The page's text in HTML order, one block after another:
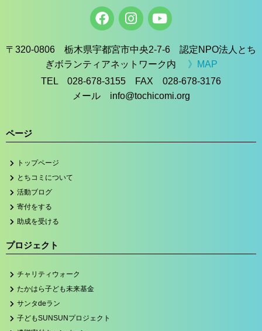
〒320-0806 栃木県宇都宮市中央2-7-6 認定NPO法人とち
ぎボランティアネットワーク内 》MAP
TEL 028-678-3155 FAX 028-678-3176
メール info@tochicomi.org
ページ
トップページ
とちコミについて
活動ブログ
寄付をする
助成を受ける
プロジェクト
チャリティウォーク
たかはら子ども未来基金
サンタdeラン
子どもSUNSUNプロジェクト